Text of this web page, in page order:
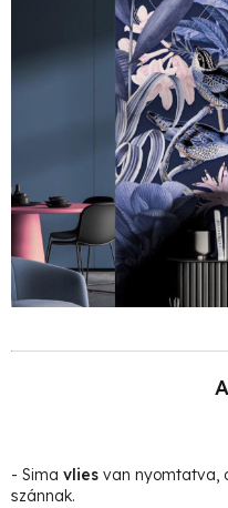
- Sima vlies van nyomtatva,
szánnak.